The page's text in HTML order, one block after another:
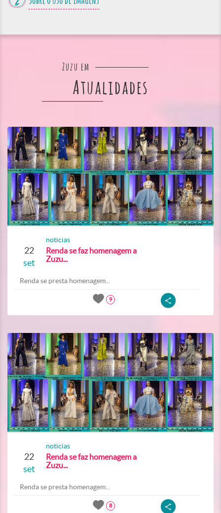
Zuzu em
Atualidades
22
set
noticias
Renda se faz homenagem a
Zuzu...
Renda se presta homenagem...
9
22
set
noticias
Renda se faz homenagem a
Zuzu...
Renda se presta homenagem...
8